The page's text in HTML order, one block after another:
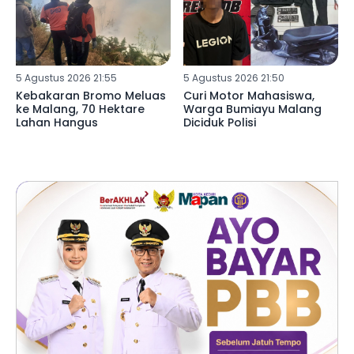
5 Agustus 2026 21:55
Kebakaran Bromo Meluas
ke Malang, 70 Hektare
Lahan Hangus
5 Agustus 2026 21:50
Curi Motor Mahasiswa,
Warga Bumiayu Malang
Diciduk Polisi